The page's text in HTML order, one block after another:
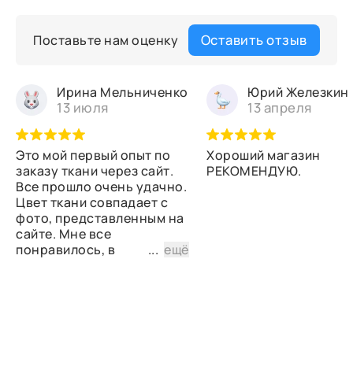
Поставьте нам оценку Оставить отзыв
Ирина Мельниченко
13 июля
Это мой первый опыт по
заказу ткани через сайт.
Все прошло очень удачно.
Цвет ткани совпадает с
фото, представленным на
сайте. Мне все
понравилось, в
...ещё
Юрий Железкин
13 апреля
Хороший магазин
РЕКОМЕНДУЮ.